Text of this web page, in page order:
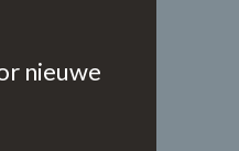
nieuwe